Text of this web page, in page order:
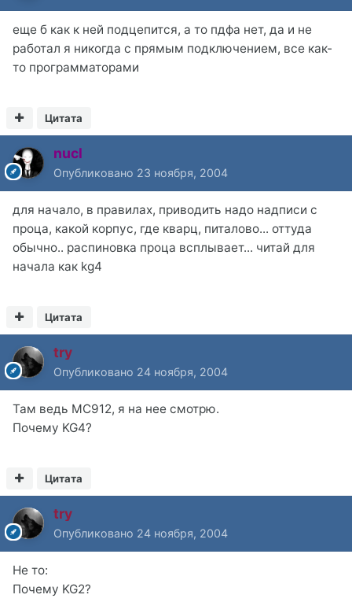
еще б как к ней подцепится, а то пдфа нет, да и не
работал я никогда с прямым подключением, все как-
то программаторами
Цитата
nucl
Опубликовано 23 ноября, 2004
для начало, в правилах, приводить надо надписи с
проца, какой корпус, где кварц, питалово... оттуда
обычно.. распиновка проца всплывает... читай для
начала как kg4
Цитата
try
Опубликовано 24 ноября, 2004
Там ведь MC912, я на нее смотрю.
Почему KG4?
Цитата
try
Опубликовано 24 ноября, 2004
Не то:
Почему KG2?